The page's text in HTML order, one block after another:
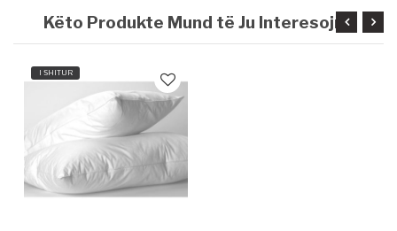
Këto Produkte Mund të Ju Interesojnë
I SHITUR